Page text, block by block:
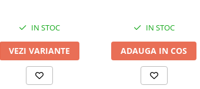
IN STOC
VEZI VARIANTE
IN STOC
ADAUGA IN COS